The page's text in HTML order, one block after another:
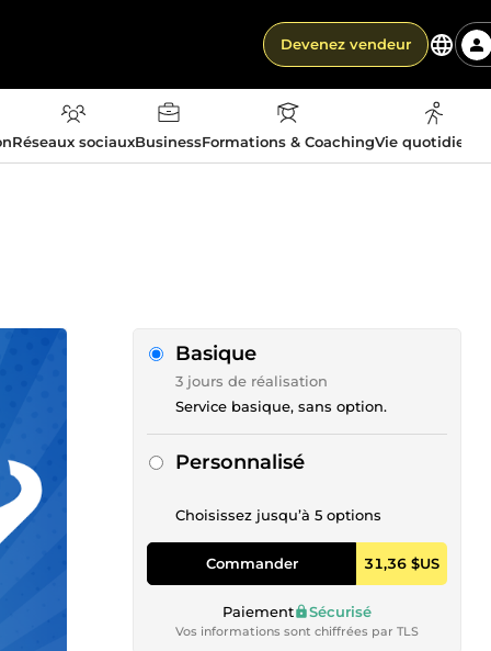
Devenez vendeur
Réseaux sociauxBusinessFormations & CoachingVie
Basique
3 jours de réalisation
Service basique, sans option.
Personnalisé
Choisissez jusqu’à 5 options
Commander 31,36 $US
Paiement Sécurisé
Vos informations sont chiffrées par TLS